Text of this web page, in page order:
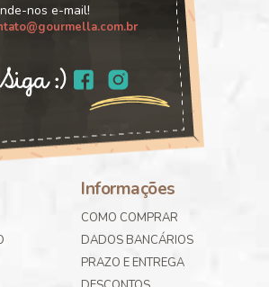
nos e-mail!
Informações
COMO COMPRAR
DADOS BANCÁRIOS
PRAZO E ENTREGA